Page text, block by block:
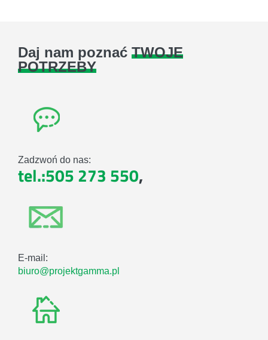
Daj nam poznać TWOJE
POTRZEBY
Zadzwoń do nas:
tel.:505 273 550,
E-mail:
biuro@projektgamma.pl